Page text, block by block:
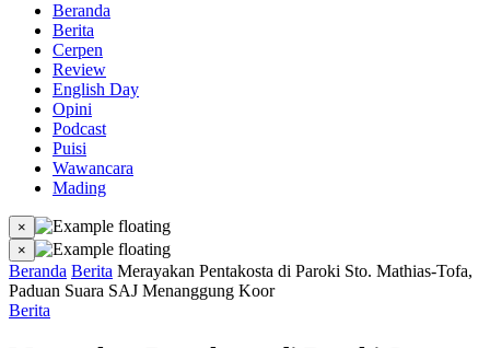
Beranda
Berita
Cerpen
Review
English Day
Opini
Podcast
Puisi
Wawancara
Mading
×
×
Beranda Berita Merayakan Pentakosta di Paroki Sto. Mathias-Tofa,
Paduan Suara SAJ Menanggung Koor
Berita